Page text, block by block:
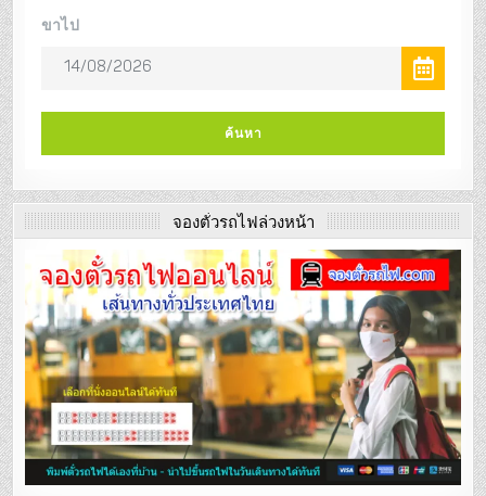
จองตั๋วรถไฟล่วงหน้า